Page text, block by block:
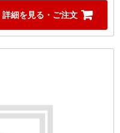
詳細を見る・ご注文